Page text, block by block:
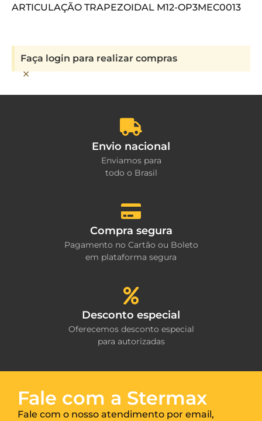
ARTICULAÇÃO TRAPEZOIDAL M12-OP3MEC0013
Faça login para realizar compras
×
Envio nacional
Enviamos para
todo o Brasil
Compra segura
Pagamento no Cartão ou Boleto
em plataforma segura
Desconto especial
Oferecemos desconto especial
para autorizadas
Fale com a Stermax
Fale com o nosso atendimento por email,